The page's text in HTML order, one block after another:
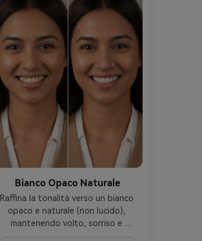
Bianco Opaco Naturale
Raffina la tonalità verso un bianco
opaco e naturale (non lucido),
mantenendo volto, sorriso e
tonalità della pelle, illuminazione e